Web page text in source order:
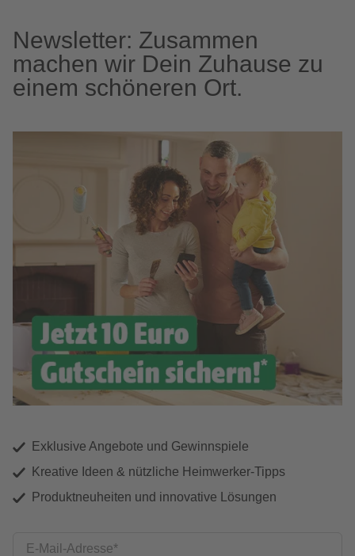
Newsletter: Zusammen
machen wir Dein Zuhause zu
einem schöneren Ort.
Exklusive Angebote und Gewinnspiele
Kreative Ideen & nützliche Heimwerker-Tipps
Produktneuheiten und innovative Lösungen
E-Mail-Adresse